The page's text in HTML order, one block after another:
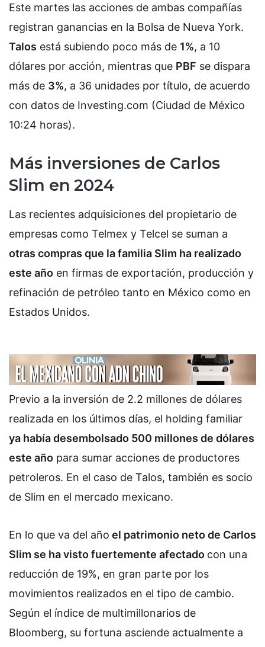
Este martes las acciones de ambas compañías
registran ganancias en la Bolsa de Nueva York.
Talos está subiendo poco más de 1%, a 10
dólares por acción, mientras que PBF se dispara
más de 3%, a 36 unidades por título, de acuerdo
con datos de Investing.com (Ciudad de México
10:24 horas).
Más inversiones de Carlos
Slim en 2024
Las recientes adquisiciones del propietario de
empresas como Telmex y Telcel se suman a
otras compras que la familia Slim ha realizado
este año en firmas de exportación, producción y
refinación de petróleo tanto en México como en
Estados Unidos.
Previo a la inversión de 2.2 millones de dólares
realizada en los últimos días, el holding familiar
ya había desembolsado 500 millones de dólares
este año para sumar acciones de productores
petroleros. En el caso de Talos, también es socio
de Slim en el mercado mexicano.
En lo que va del año el patrimonio neto de Carlos
Slim se ha visto fuertemente afectado con una
reducción de 19%, en gran parte por los
movimientos realizados en el tipo de cambio.
Según el índice de multimillonarios de
Bloomberg, su fortuna asciende actualmente a